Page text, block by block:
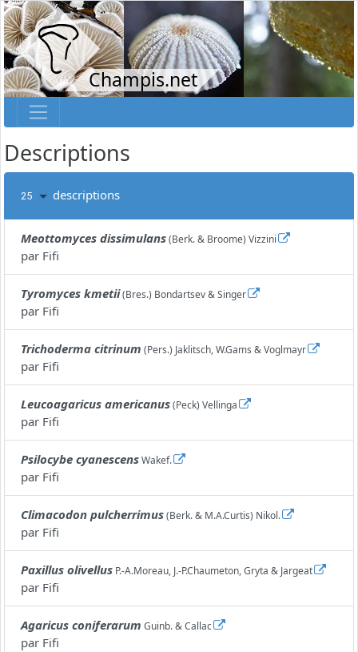
Champis.net
Descriptions
25 descriptions
Meottomyces dissimulans(Berk. & Broome) Vizzini
par Fifi
Tyromyces kmetii(Bres.) Bondartsev & Singer
par Fifi
Trichoderma citrinum (Pers.) Jaklitsch, W.Gams & Voglmayr
par Fifi
Leucoagaricus americanus(Peck) Vellinga
par Fifi
Psilocybe cyanescensWakef.
par Fifi
Climacodon pulcherrimus(Berk. & M.A.Curtis) Nikol.
par Fifi
Paxillus olivellus P.-A.Moreau, J.-P.Chaumeton, Gryta & Jargeat
par Fifi
Agaricus coniferarum Guinb. & Callac
par Fifi